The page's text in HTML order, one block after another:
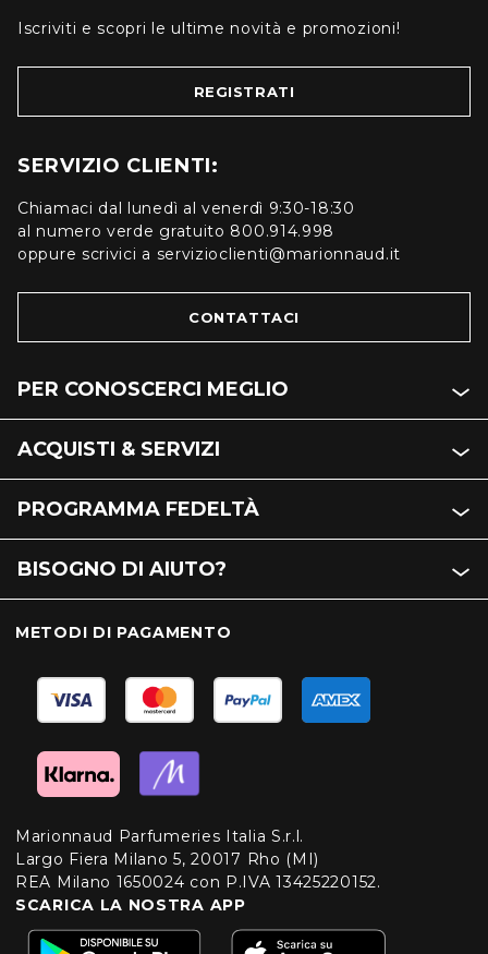
Iscriviti e scopri le ultime novità e promozioni!
REGISTRATI
SERVIZIO CLIENTI:
Chiamaci dal lunedì al venerdì 9:30-18:30
al numero verde gratuito 800.914.998
oppure scrivici a servizioclienti@marionnaud.it
CONTATTACI
PER CONOSCERCI MEGLIO
ACQUISTI & SERVIZI
PROGRAMMA FEDELTÀ
BISOGNO DI AIUTO?
METODI DI PAGAMENTO
Marionnaud Parfumeries Italia S.r.l.
Largo Fiera Milano 5, 20017 Rho (MI)
REA Milano 1650024 con P.IVA 13425220152.
SCARICA LA NOSTRA APP